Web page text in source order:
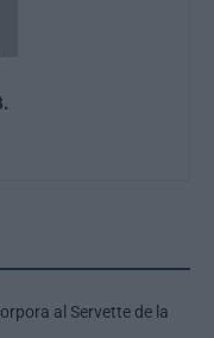
al Servette de la